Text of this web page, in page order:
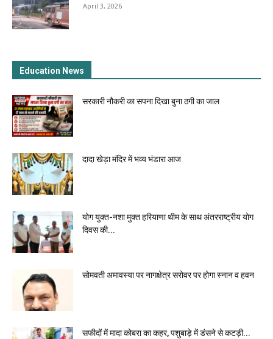
April 3, 2026
Education News
सरकारी नौकरी का सपना दिखा बुना ठगी का जाल
दादा खेड़ा मंदिर में भव्य भंडारा आज
योग युक्त-नशा मुक्त हरियाणा थीम के साथ अंतरराष्ट्रीय योग
दिवस की...
सोमवती अमावस्या पर नागक्षेत्र सरोवर पर होगा स्नान व हवन
सफीदों में मादा कोबरा का कहर, पशुबाड़े में डंसने से कटड़ी...